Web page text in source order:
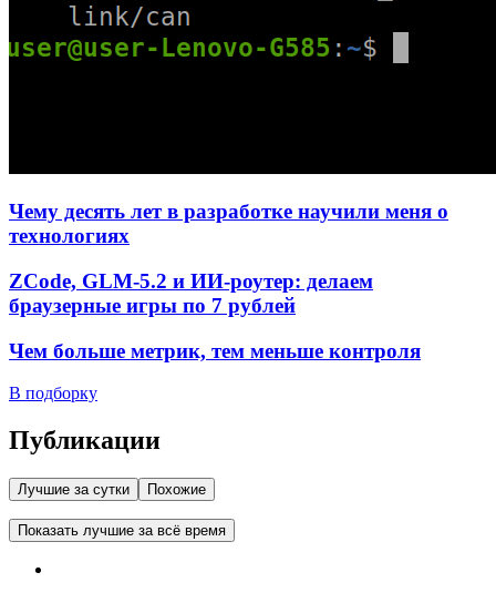
Чему десять лет в разработке научили меня о
технологиях
ZCode, GLM-5.2 и ИИ-роутер: делаем
браузерные игры по 7 рублей
Чем больше метрик, тем меньше контроля
В подборку
Публикации
Лучшие за сутки Похожие
Показать лучшие за всё время